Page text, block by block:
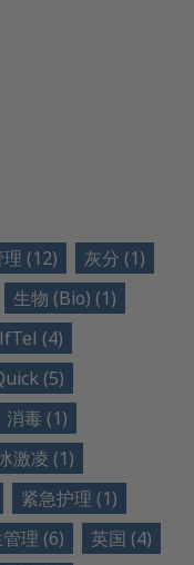
(12)
灰分 (1)
生物 (Bio) (1)
(4)
(5)
消毒 (1)
激凌 (1)
紧急护理 (1)
理 (6)
英国 (4)